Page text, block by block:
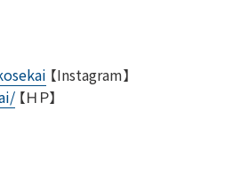
【Instagram】
【ＨＰ】